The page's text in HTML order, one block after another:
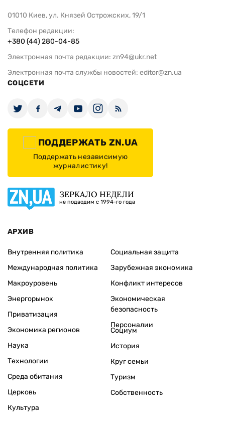
01010 Киев, ул. Князей Острожских, 19/1
Телефон редакции:
+380 (44) 280-04-85
Электронная почта редакции: zn94@ukr.net
Электронная почта службы новостей: editor@zn.ua
СОЦСЕТИ
ПОДДЕРЖАТЬ ZN.UA
Поддержать независимую
журналистику!
ЗЕРКАЛО НЕДЕЛИ
не подводим с 1994-го года
АРХИВ
Внутренняя политика
Международная политика
Макроуровень
Энергорынок
Приватизация
Экономика регионов
Социальная защита
Зарубежная экономика
Конфликт интересов
Экономическая
безопасность
Персоналии
Наука
Технологии
Среда обитания
Церковь
Культура
Социум
История
Круг семьи
Туризм
Собственность